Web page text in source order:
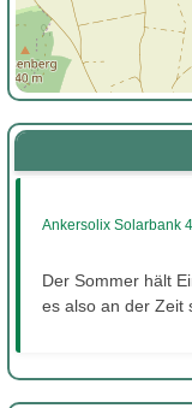
Ankersolix Solarbank
Der Sommer hält
es also an der Zeit